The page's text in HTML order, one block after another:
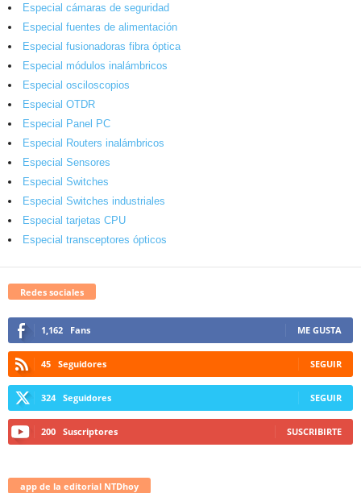
Especial cámaras de seguridad
Especial fuentes de alimentación
Especial fusionadoras fibra óptica
Especial módulos inalámbricos
Especial osciloscopios
Especial OTDR
Especial Panel PC
Especial Routers inalámbricos
Especial Sensores
Especial Switches
Especial Switches industriales
Especial tarjetas CPU
Especial transceptores ópticos
Redes sociales
1,162 Fans ME GUSTA
45 Seguidores SEGUIR
324 Seguidores SEGUIR
200 Suscriptores SUSCRIBIRTE
app de la editorial NTDhoy